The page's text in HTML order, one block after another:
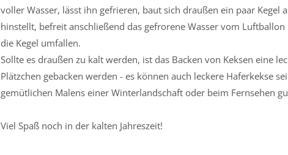
voller Wasser, lässt ihn gefrieren, baut sich draußen ein paar Kegel
hinstellt, befreit anschließend das gefrorene Wasser vom
die Kegel umfallen.
Sollte es draußen zu kalt werden, ist das Backen von Keksen eine
Plätzchen gebacken werden - es können auch leckere Haferkekse
gemütlichen Malens einer Winterlandschaft oder beim Fernsehen
Viel Spaß noch in der kalten Jahreszeit!